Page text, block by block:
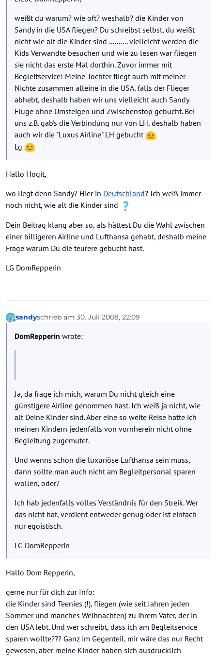
weißt du warum? wie oft? weshalb? die Kinder von
Sandy in die USA fliegen? Du schreibst selbst, du weißt
nicht wie alt die Kinder sind .......... vielleicht werden die
Kids Verwandte besuchen und wie zu lesen war fliegen
sie nicht das erste Mal dorthin. Zuvor immer mit
Begleitservice! Meine Tochter fliegt auch mit meiner
Nichte zusammen alleine in die USA, falls der Flieger
abhebt, deshalb haben wir uns vielleicht auch Sandy
Flüge ohne Umsteigen und Zwischenstop gebucht. Bei
uns z.B. gab's die Verbindung nur von LH, deshalb haben
auch wir die "Luxus Airline" LH gebucht
Lg
Hallo Hogit,
wo liegt denn Sandy? Hier in Deutschland? Ich weiß immer
noch nicht, wie alt die Kinder sind
Dein Beitrag klang aber so, als hättest Du die Wahl zwischen
einer billigeren Airline und Lufthansa gehabt, deshalb meine
Frage warum Du die teurere gebucht hast.
LG DomRepperin
Offline
sandyschrieb am 30. Juli 2008, 22:09
zuletzt editiert von
DomRepperin wrote:
Ja, da frage ich mich, warum Du nicht gleich eine
günstigere Airline genommen hast. Ich weiß ja nicht, wie
alt Deine Kinder sind. Aber eine so weite Reise hätte ich
meinen Kindern jedenfalls von vornherein nicht ohne
Begleitung zugemutet.
Und wenns schon die luxuriöse Lufthansa sein muss,
dann sollte man auch nicht am Begleitpersonal sparen
wollen, oder?
Ich hab jedenfalls volles Verständnis für den Streik. Wer
das nicht hat, verdient entweder genug oder ist einfach
nur egoistisch.
LG DomRepperin
Hallo Dom Repperin,
gerne nur für dich zur Info:
die Kinder sind Teenies (!), fliegen (wie seit Jahren jeden
Sommer und manches Weihnachten) zu ihrem Vater, der in
den USA lebt. Und wer schreibt, dass ich am Begleitservice
sparen wollte??? Ganz im Gegenteil, mir wäre das nur Recht
gewesen, aber meine Kinder haben sich ausdrücklich